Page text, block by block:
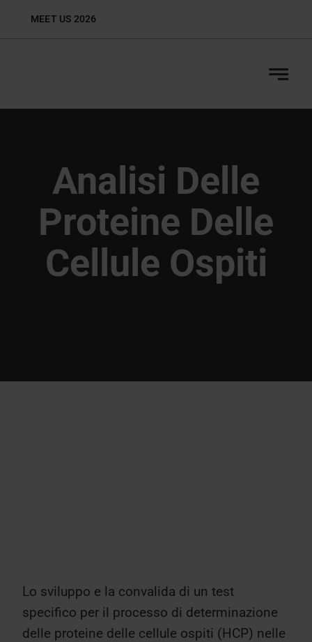
MEET US 2026
Analisi Delle
Proteine Delle
Cellule Ospiti
Lo sviluppo e la convalida di un test
specifico per il processo di determinazione
delle proteine delle cellule ospiti (HCP) nelle